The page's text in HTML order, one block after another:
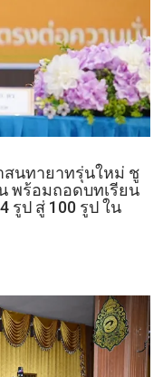
สนทายาทรุ่นใหม่ ชู
พร้อมถอดบทเรียน
รูป สู่ 100 รูป ใน